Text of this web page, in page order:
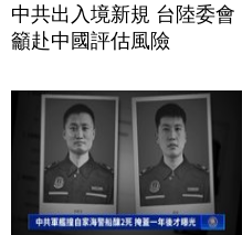
中共出入境新規 台陸委會
籲赴中國評估風險